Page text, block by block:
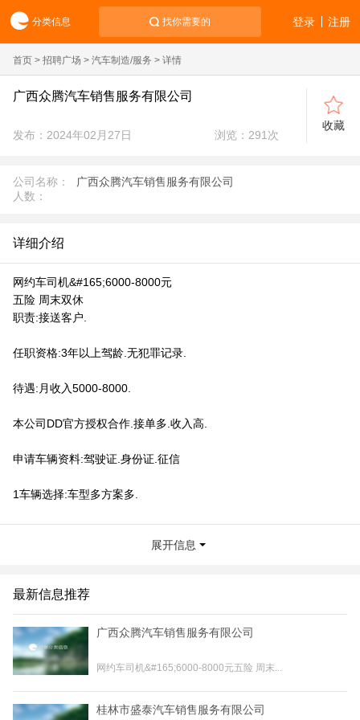
分类信息 找你需要的 注册
登录
首页 > 招聘广场 > 汽车制造/服务 > 详情
广西众腾汽车销售服务有限公司
发布：2024年02月27日 浏览： 291 次
收藏
公司名称：
广西众腾汽车销售服务有限公司
人数：
详细介绍
网约车司机&#165;6000-8000元
五险 周末双休
职责:接送客户.
任职资格:3年以上驾龄.无犯罪记录.
待遇:月收入5000-8000.
本公司DD官方授权合作.接单多.收入高.
申请车辆资料:驾驶证.身份证.征信
1车辆选择:车型多方案多.
4.合作模式:可自带车.可租车.公司提供新车.挂靠公司.车不收回.付保
证金用车.每月付车租金即可.做满3年送车(租车:押金10000元.租金
2000-3600元.车型不同.租金不同)
联系我时，请说是在桂林生活网看到的，谢谢！
展开信息
最新信息推荐
广西众腾汽车销售服务有限公司
网约车司机&#165;6000-8000元五险 周末...
桂林市盛泰汽车销售服务有限公司